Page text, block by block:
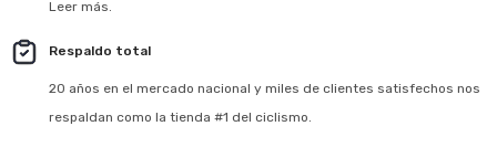
Leer más.
Respaldo total
20 años en el mercado nacional y miles de clientes satisfechos nos
respaldan como la tienda #1 del ciclismo.